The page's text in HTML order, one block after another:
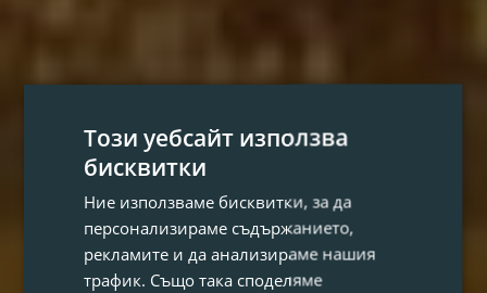
Този уебсайт използва
бисквитки
Ние използваме бисквитки, за да
персонализираме съдържанието,
рекламите и да анализираме нашия
трафик. Също така споделяме